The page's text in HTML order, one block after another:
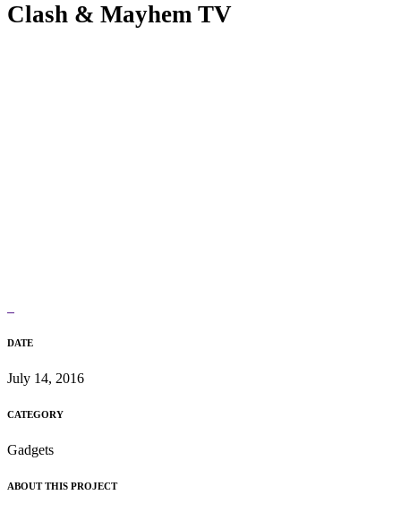
Clash & Mayhem TV
DATE
July 14, 2016
CATEGORY
Gadgets
ABOUT THIS PROJECT